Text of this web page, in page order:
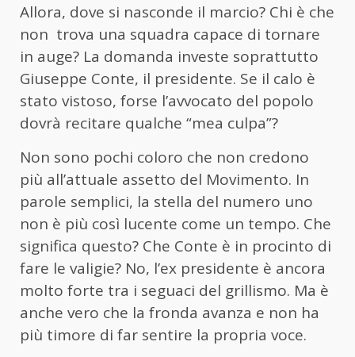
Allora, dove si nasconde il marcio? Chi è che
non trova una squadra capace di tornare
in auge? La domanda investe soprattutto
Giuseppe Conte, il presidente. Se il calo è
stato vistoso, forse l’avvocato del popolo
dovrà recitare qualche “mea culpa”?
Non sono pochi coloro che non credono
più all’attuale assetto del Movimento. In
parole semplici, la stella del numero uno
non è più così lucente come un tempo. Che
significa questo? Che Conte è in procinto di
fare le valigie? No, l’ex presidente è ancora
molto forte tra i seguaci del grillismo. Ma è
anche vero che la fronda avanza e non ha
più timore di far sentire la propria voce.